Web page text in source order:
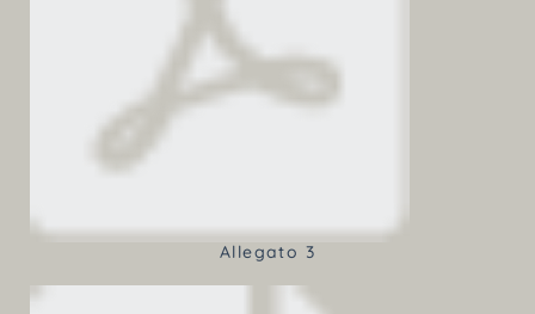
Allegato 3